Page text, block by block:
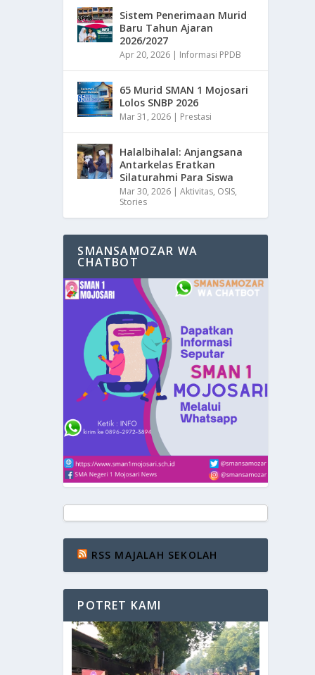
Sistem Penerimaan Murid
Baru Tahun Ajaran
2026/2027
Apr 20, 2026 Informasi PPDB
65 Murid SMAN 1 Mojosari
Lolos SNBP 2026
Mar 31, 2026 Prestasi
Halalbihalal: Anjangsana
Antarkelas Eratkan
Silaturahmi Para Siswa
Mar 30, 2026 |Aktivitas, OSIS,
Stories
SMANSAMOZAR WA
CHATBOT
RSS MAJALAH SEKOLAH
POTRET KAMI